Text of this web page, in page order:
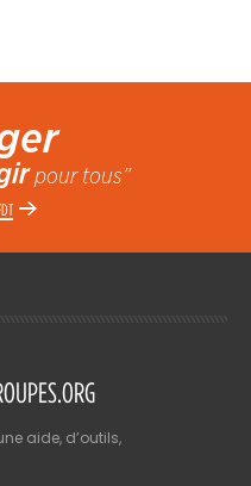
pour tous”
aide, d’outils,